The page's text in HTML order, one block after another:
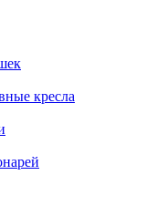
кресла